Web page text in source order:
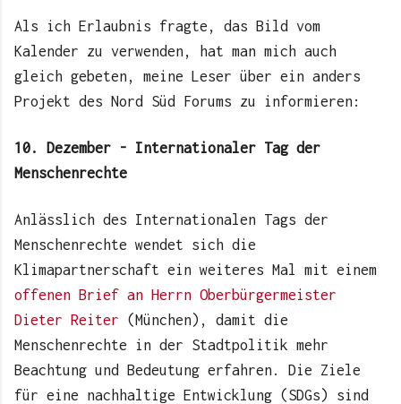
Als ich Erlaubnis fragte, das Bild vom
Kalender zu verwenden, hat man mich auch
gleich gebeten, meine Leser über ein anders
Projekt des Nord Süd Forums zu informieren:
10. Dezember - Internationaler Tag der
Menschenrechte
Anlässlich des Internationalen Tags der
Menschenrechte wendet sich die
Klimapartnerschaft ein weiteres Mal mit einem
offenen Brief an Herrn Oberbürgermeister
Dieter Reiter (München), damit die
Menschenrechte in der Stadtpolitik mehr
Beachtung und Bedeutung erfahren. Die Ziele
für eine nachhaltige Entwicklung (SDGs) sind